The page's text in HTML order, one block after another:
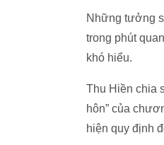
Những tưởng
trong phút
khó hiểu.
Thu Hiền chia
hôn” của
hiện quy định